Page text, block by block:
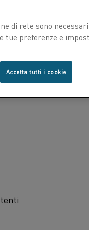
di rete sono
tue preferenze e
Accetta tutti i cookie